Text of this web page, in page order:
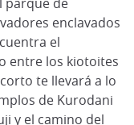
enclavados
el
entre los kiotoites
te llevará a lo
de Kurodani
y el camino del